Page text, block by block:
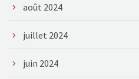
août 2024
juillet 2024
juin 2024